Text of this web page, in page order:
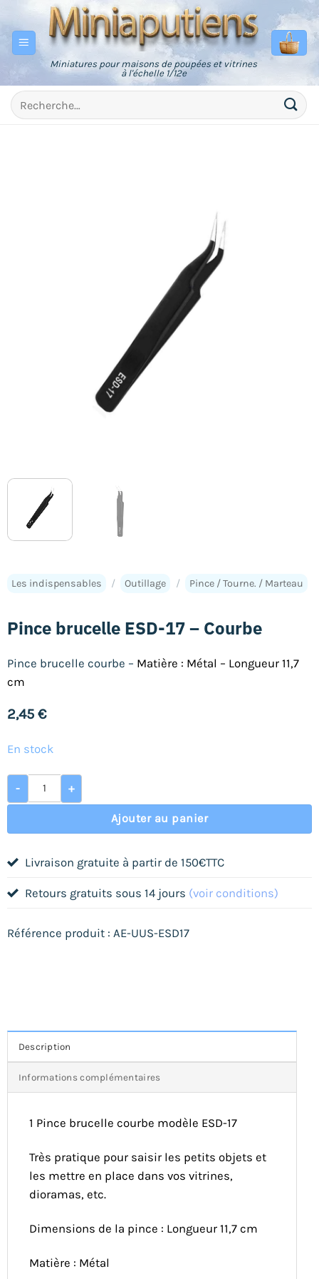
au
contenu
Miniatures pour maisons de poupées et vitrines
à l'échelle 1/12e
Recherche
pour :
Les indispensables / Outillage / Pince / Tourne. / Marteau
Pince brucelle ESD-17 – Courbe
Pince brucelle courbe – Matière : Métal – Longueur 11,7
cm
2,45 €
En stock
-
quantité de Pince brucelle ESD-17 - Courbe
+
Ajouter au panier
Livraison gratuite à partir de 150€TTC
Retours gratuits sous 14 jours (voir conditions)
Référence produit : AE-UUS-ESD17
Description
Informations complémentaires
1 Pince brucelle courbe modèle ESD-17
Très pratique pour saisir les petits objets et
les mettre en place dans vos vitrines,
dioramas, etc.
Dimensions de la pince : Longueur 11,7 cm
Matière : Métal